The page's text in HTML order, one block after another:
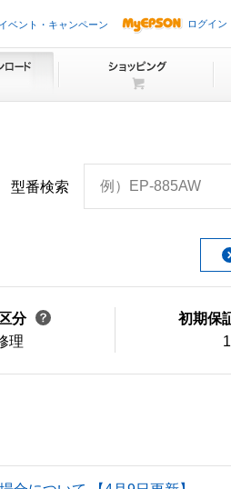
ベント・キャンペーン ログイン
型番検索 例）EP-885AW
分
理
初期保